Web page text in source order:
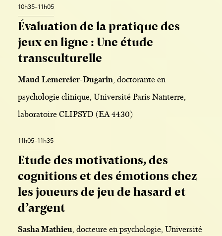
10h35-11h05
Évaluation de la pratique des
jeux en ligne : Une étude
transculturelle
Maud Lemercier-Dugarin , doctorante en
psychologie clinique, Université Paris Nanterre,
laboratoire CLIPSYD (EA 4430)
11h05-11h35
Etude des motivations, des
cognitions et des émotions chez
les joueurs de jeu de hasard et
d’argent
Sasha Mathieu , docteure en psychologie, Université